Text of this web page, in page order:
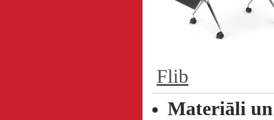
Flib
Materiāli un